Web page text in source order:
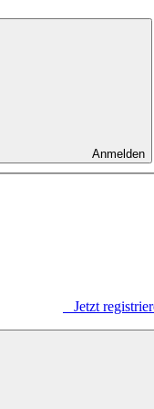
Anmelden
Jetzt